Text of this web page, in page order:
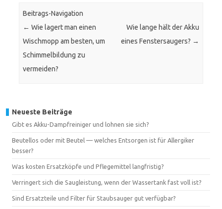
Beitrags-Navigation
← Wie lagert man einen
Wischmopp am besten, um
Schimmelbildung zu
vermeiden?
Wie lange hält der Akku
eines Fenstersaugers? →
Neueste Beiträge
Gibt es Akku-Dampfreiniger und lohnen sie sich?
Beutellos oder mit Beutel — welches Entsorgen ist für Allergiker
besser?
Was kosten Ersatzköpfe und Pflegemittel langfristig?
Verringert sich die Saugleistung, wenn der Wassertank fast voll ist?
Sind Ersatzteile und Filter für Staubsauger gut verfügbar?